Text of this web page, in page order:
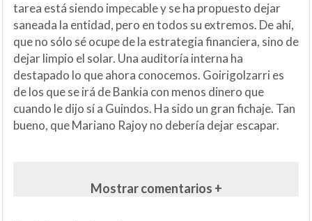
tarea está siendo impecable y se ha propuesto dejar
saneada la entidad, pero en todos su extremos. De ahí,
que no sólo sé ocupe de la estrategia financiera, sino de
dejar limpio el solar. Una auditoría interna ha
destapado lo que ahora conocemos. Goirigolzarri es
de los que se irá de Bankia con menos dinero que
cuando le dijo sí a Guindos. Ha sido un gran fichaje. Tan
bueno, que Mariano Rajoy no debería dejar escapar.
Mostrar comentarios +